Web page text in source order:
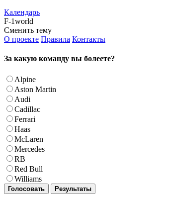
Календарь
F-1world
Сменить тему
О проекте Правила Контакты
За какую команду вы болеете?
Alpine
Aston Martin
Audi
Cadillac
Ferrari
Haas
McLaren
Mercedes
RB
Red Bull
Williams
Голосовать Результаты